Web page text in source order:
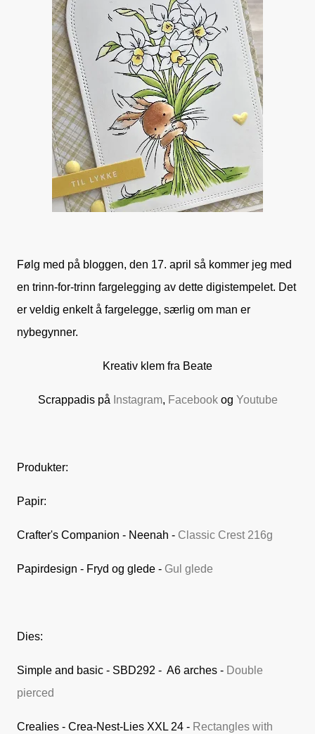
Følg med på bloggen, den 17. april så kommer jeg med
en trinn-for-trinn fargelegging av dette digistempelet. Det
er veldig enkelt å fargelegge, særlig om man er
nybegynner.
Kreativ klem fra Beate
Scrappadis på Instagram, Facebook og Youtube
Produkter:
Papir:
Crafter's Companion - Neenah - Classic Crest 216g
Papirdesign - Fryd og glede - Gul glede
Dies:
Simple and basic - SBD292 - A6 arches - Double
pierced
Crealies - Crea-Nest-Lies XXL 24 - Rectangles with